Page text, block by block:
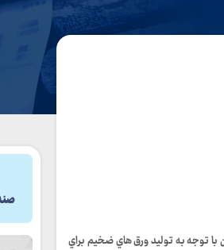
توجه به توليد ورق هاي ضخيم براي